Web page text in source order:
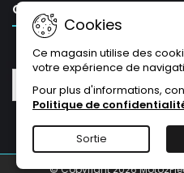
CONTACT
Cookies
Ce magasin utilise des
votre expérience de
Pour plus d'informations,
Politique de
Sortie
LETTRE
© Copyright 2026